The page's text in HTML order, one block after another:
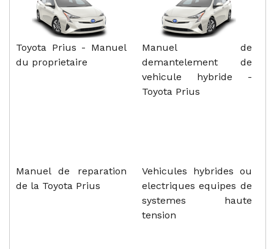
Toyota Prius - Manuel
du proprietaire
Manuel de
demantelement de
vehicule hybride -
Toyota Prius
Manuel de reparation
de la Toyota Prius
Vehicules hybrides ou
electriques equipes de
systemes haute
tension